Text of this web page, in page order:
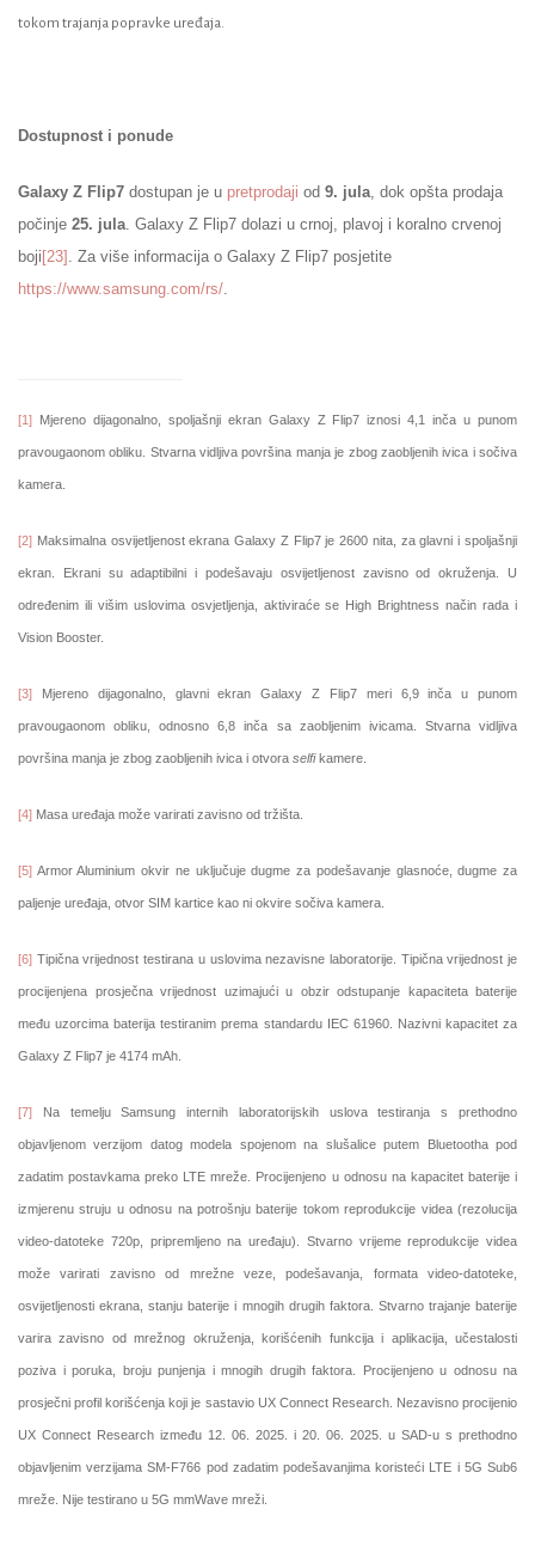
tokom trajanja popravke uređaja.
Dostupnost i ponude
Galaxy Z Flip7 dostupan je u pretprodaji od 9. jula , dok opšta prodaja
počinje 25. jula . Galaxy Z Flip7 dolazi u crnoj, plavoj i koralno crvenoj
boji[23] . Za više informacija o Galaxy Z Flip7 posjetite
https://www.samsung.com/rs/
[1] Mjereno dijagonalno, spoljašnji ekran Galaxy Z Flip7 iznosi 4,1 inča u punom
pravougaonom obliku. Stvarna vidljiva površina manja je zbog zaobljenih ivica i sočiva
kamera.
[2] Maksimalna osvijetljenost ekrana Galaxy Z Flip7 je 2600 nita, za glavni i spoljašnji
ekran. Ekrani su adaptibilni i podešavaju osvijetljenost zavisno od okruženja. U
određenim ili višim uslovima osvjetljenja, aktiviraće se High Brightness način rada i
Vision Booster.
[3] Mjereno dijagonalno, glavni ekran Galaxy Z Flip7 meri 6,9 inča u punom
pravougaonom obliku, odnosno 6,8 inča sa zaobljenim ivicama. Stvarna vidljiva
površina manja je zbog zaobljenih ivica i otvora selfikamere.
[4] Masa uređaja može varirati zavisno od tržišta.
[5] Armor Aluminium okvir ne uključuje dugme za podešavanje glasnoće, dugme za
paljenje uređaja, otvor SIM kartice kao ni okvire sočiva kamera.
[6] Tipična vrijednost testirana u uslovima nezavisne laboratorije. Tipična vrijednost je
procijenjena prosječna vrijednost uzimajući u obzir odstupanje kapaciteta baterije
među uzorcima baterija testiranim prema standardu IEC 61960. Nazivni kapacitet za
Galaxy Z Flip7 je 4174 mAh.
[7] Na temelju Samsung internih laboratorijskih uslova testiranja s prethodno
objavljenom verzijom datog modela spojenom na slušalice putem Bluetootha pod
zadatim postavkama preko LTE mreže. Procijenjeno u odnosu na kapacitet baterije i
izmjerenu struju u odnosu na potrošnju baterije tokom reprodukcije videa (rezolucija
video-datoteke 720p, pripremljeno na uređaju). Stvarno vrijeme reprodukcije videa
može varirati zavisno od mrežne veze, podešavanja, formata video-datoteke,
osvijetljenosti ekrana, stanju baterije i mnogih drugih faktora. Stvarno trajanje baterije
varira zavisno od mrežnog okruženja, korišćenih funkcija i aplikacija, učestalosti
poziva i poruka, broju punjenja i mnogih drugih faktora. Procijenjeno u odnosu na
prosječni profil korišćenja koji je sastavio UX Connect Research. Nezavisno procijenio
UX Connect Research između 12. 06. 2025. i 20. 06. 2025. u SAD-u s prethodno
objavljenim verzijama SM-F766 pod zadatim podešavanjima koristeći LTE i 5G Sub6
mreže. Nije testirano u 5G mmWave mreži.